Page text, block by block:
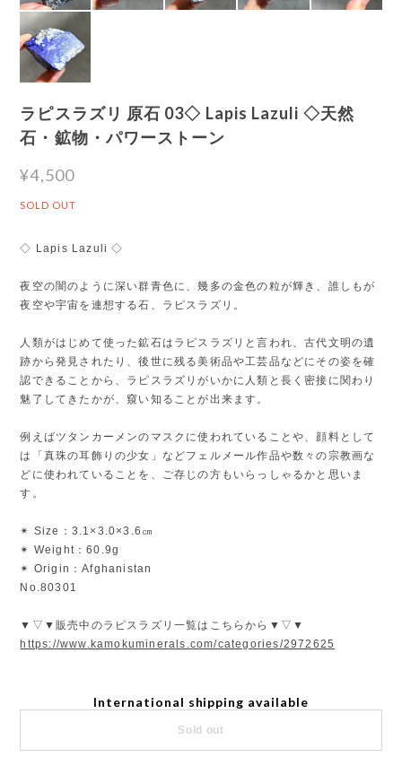
ラピスラズリ 原石 03◇ Lapis Lazuli ◇天然
石・鉱物・パワーストーン
¥4,500
SOLD OUT
◇ Lapis Lazuli ◇
夜空の闇のように深い群青色に、幾多の金色の粒が輝き、誰しもが
夜空や宇宙を連想する石、ラピスラズリ。
人類がはじめて使った鉱石はラピスラズリと言われ、古代文明の遺
跡から発見されたり、後世に残る美術品や工芸品などにその姿を確
認できることから、ラピスラズリがいかに人類と長く密接に関わり
魅了してきたかが、窺い知ることが出来ます。
例えばツタンカーメンのマスクに使われていることや、顔料として
は「真珠の耳飾りの少女」などフェルメール作品や数々の宗教画な
どに使われていることを、ご存じの方もいらっしゃるかと思いま
す。
✴︎ Size：3.1×3.0×3.6㎝
✴︎ Weight：60.9g
✴︎ Origin：Afghanistan
No.80301
▼▽▼販売中のラピスラズリ一覧はこちらから▼▽▼
https://www.kamokuminerals.com/categories/2972625
International shipping available
Sold out